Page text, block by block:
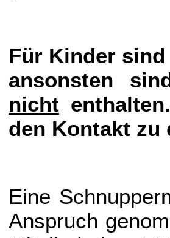
Für Kinder
ansonsten
nicht
den Kontakt zu
Eine
Anspruch